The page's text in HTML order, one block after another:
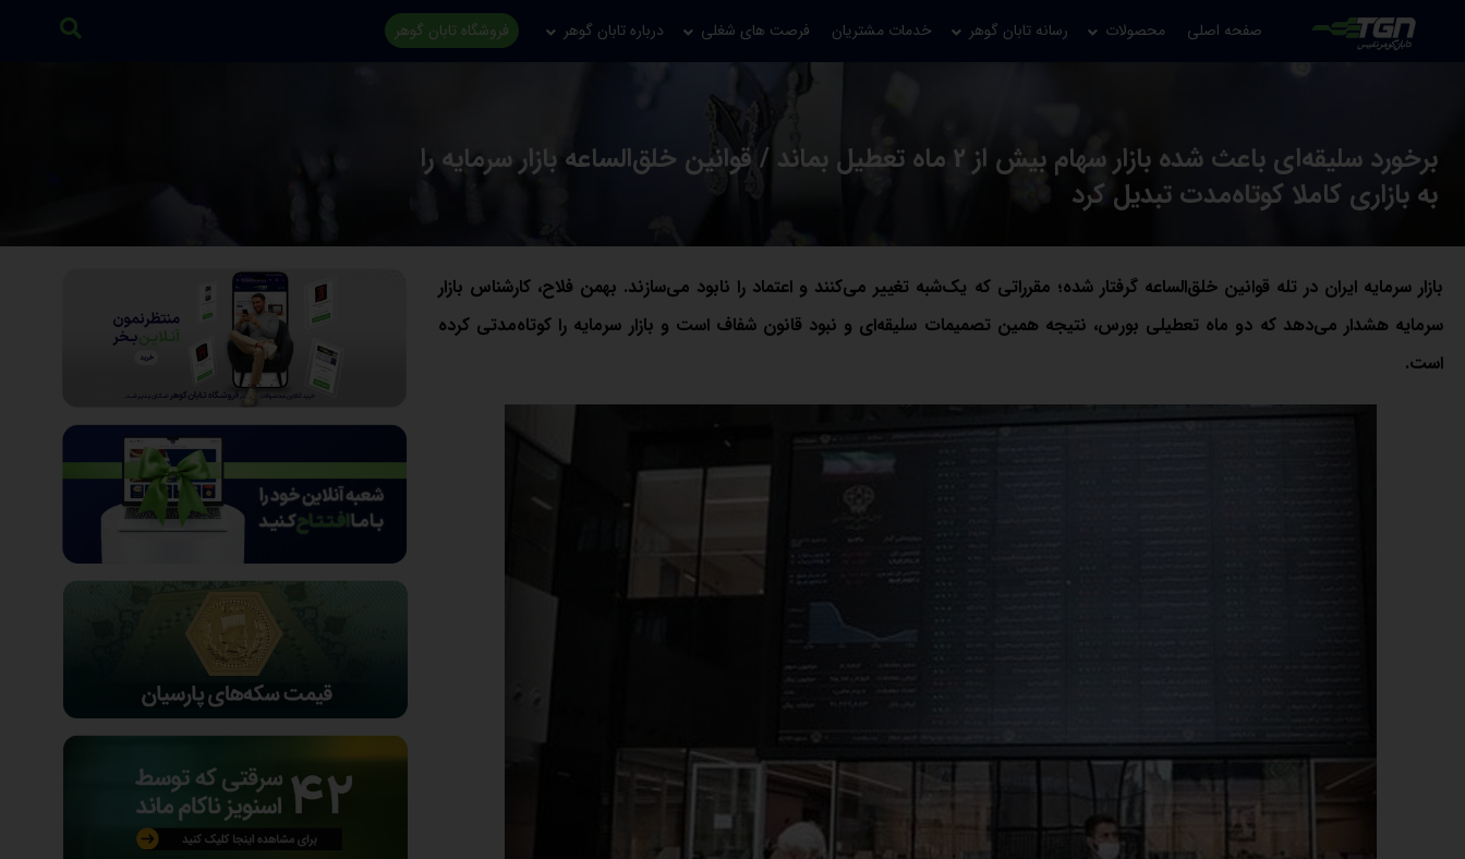
صفحه اصلی محصولات رسانه تابان گوهر خدمات مشتریان فرصت های شغلی درباره تابان گوهر فروشگاه تابان گوهر
برخورد سلیقه‌ای باعث شده بازار سهام بیش از 2 ماه تعطیل بماند / قوانین خلق‌الساعه بازار سرمایه را
به بازاری کاملا کوتاه‌مدت تبدیل کرد
بازار سرمایه ایران در تله قوانین خلق‌الساعه گرفتار شده؛ مقرراتی که یک‌شبه تغییر می‌کنند و اعتماد را نابود می‌سازند. بهمن فلاح، کارشناس بازار
سرمایه هشدار می‌دهد که دو ماه تعطیلی بورس، نتیجه همین تصمیمات سلیقه‌ای و نبود قانون شفاف است و بازار سرمایه را کوتاه‌مدتی کرده
است.